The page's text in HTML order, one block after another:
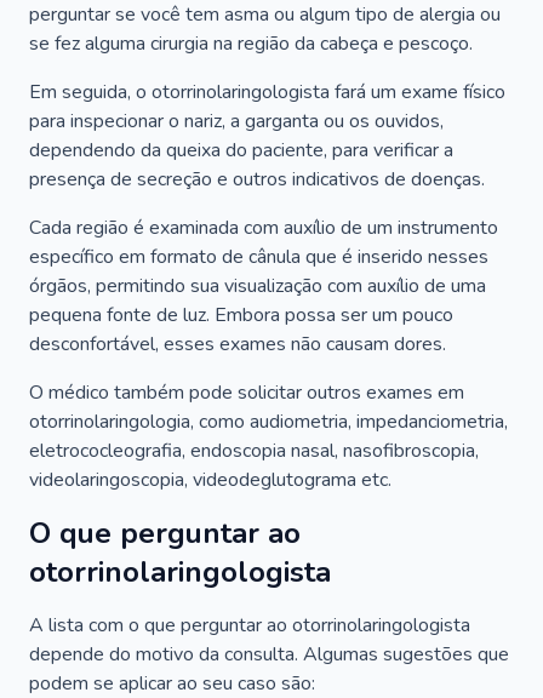
perguntar se você tem asma ou algum tipo de alergia ou
se fez alguma cirurgia na região da cabeça e pescoço.
Em seguida, o otorrinolaringologista fará um exame físico
para inspecionar o nariz, a garganta ou os ouvidos,
dependendo da queixa do paciente, para verificar a
presença de secreção e outros indicativos de doenças.
Cada região é examinada com auxílio de um instrumento
específico em formato de cânula que é inserido nesses
órgãos, permitindo sua visualização com auxílio de uma
pequena fonte de luz. Embora possa ser um pouco
desconfortável, esses exames não causam dores.
O médico também pode solicitar outros exames em
otorrinolaringologia, como audiometria, impedanciometria,
eletrococleografia, endoscopia nasal, nasofibroscopia,
videolaringoscopia, videodeglutograma etc.
O que perguntar ao
otorrinolaringologista
A lista com o que perguntar ao otorrinolaringologista
depende do motivo da consulta. Algumas sugestões que
podem se aplicar ao seu caso são: